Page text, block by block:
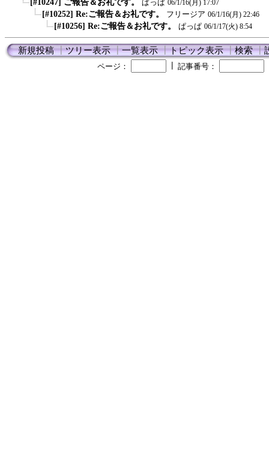
ぱっぱ 06/1/16(月) 17:07
[#10252] Re:ご報告＆お礼です。 フリージア 06/1/16(月) 22:46
[#10256] Re:ご報告＆お礼です。 ぱっぱ 06/1/17(火) 8:54
新規投稿┃ツリー表示┃一覧表示┃トピック表示┃検索┃
ページ： 記事番号：